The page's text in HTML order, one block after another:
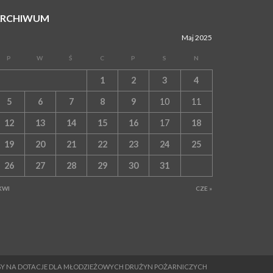
BOCHNIA. Dziś w muzeum kolejne spotkanie w
06 sierpnia 2026
06 sierpnia 2026
niej Orkiestra Dęta Kopalni Soli Bochnia
WYDARZENIA
06 sierpnia 2026
BRZESKO. Lepsze warunki dla strażaków z OSP
Okocim!
05 sierpnia 2026
Maj 2025
P W Ś C P S N
CZE »
1 2 3 4
5 6 7 8 9 10 11
12 13 14 15 16 17 18
19 20 21 22 23 24 25
26 27 28 29 30 31
NA DOTACJE DLA MŁODZIEŻOWYCH DRUŻYN POŻARNICZYCH